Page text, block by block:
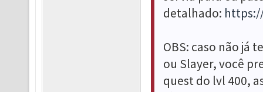
detalhado:
OBS: caso não já
ou Slayer, você
quest do lvl 400,